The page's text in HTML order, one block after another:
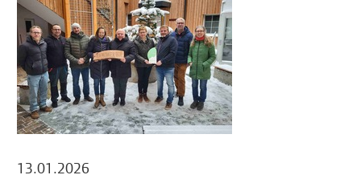
13.01.2026